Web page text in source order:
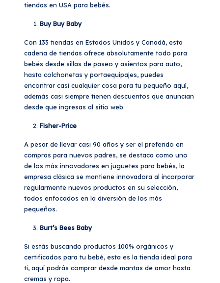
tiendas en USA para bebés.
Buy Buy Baby
Con 133 tiendas en Estados Unidos y Canadá, esta
cadena de tiendas ofrece absolutamente todo para
bebés desde sillas de paseo y asientos para auto,
hasta colchonetas y portaequipajes, puedes
encontrar casi cualquier cosa para tu pequeño aquí,
además casi siempre tienen descuentos que anuncian
desde que ingresas al sitio web.
Fisher-Price
A pesar de llevar casi 90 años y ser el preferido en
compras para nuevos padres, se destaca como uno
de los más innovadores en juguetes para bebés, la
empresa clásica se mantiene innovadora al incorporar
regularmente nuevos productos en su selección,
todos enfocados en la diversión de los más
pequeños.
Burt’s Bees Baby
Si estás buscando productos 100% orgánicos y
certificados para tu bebé, esta es la tienda ideal para
ti, aquí podrás comprar desde mantas de amor hasta
cremas y ropa.